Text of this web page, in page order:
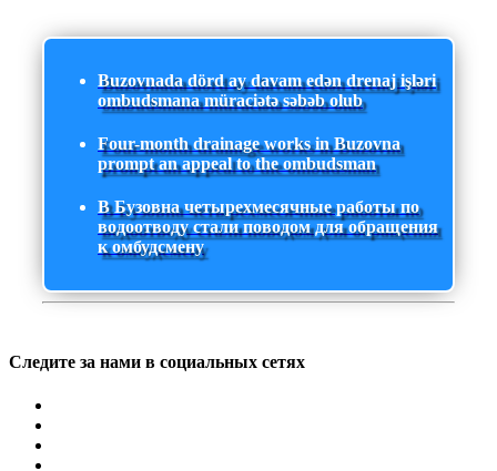
Buzovnada dörd ay davam edən drenaj işləri
ombudsmana müraciətə səbəb olub
Four-month drainage works in Buzovna
prompt an appeal to the ombudsman
В Бузовна четырехмесячные работы по
водоотводу стали поводом для обращения
к омбудсмену
Следите за нами в социальных сетях